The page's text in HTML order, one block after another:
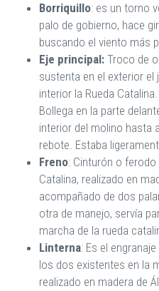
Borriquillo: es un torno
palo de gobierno, hace
buscando el viento más
Eje principal: Troco de
sustenta en el exterior el
interior la Rueda
Bollega en la parte
interior del molino hasta
rebote. Estaba
Freno: Cinturón o ferodo
Catalina, realizado en
acompañado de dos
otra de manejo, servía
marcha de la rueda
Linterna: Es el
los dos existentes en la
realizado en madera de